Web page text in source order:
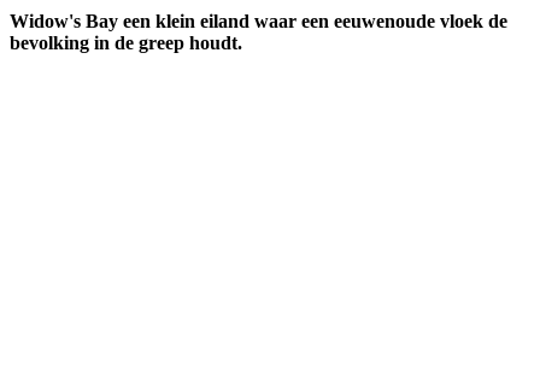
Widow's Bay een klein eiland waar een eeuwenoude vloek de
bevolking in de greep houdt.